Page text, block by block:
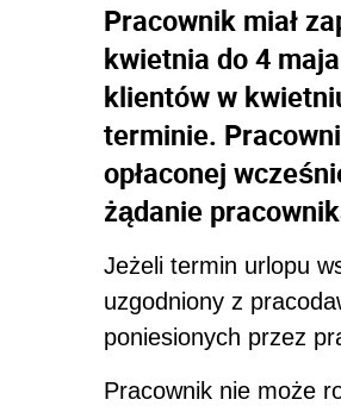
Pracownik miał
kwietnia do 4
klientów w
terminie.
opłaconej
żądanie
Jeżeli termin urlopu
uzgodniony z
poniesionych przez
Pracownik nie może